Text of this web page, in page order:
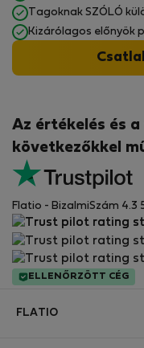
Az értékelés és a
következőkkel
Flatio - BizalmiSzám 4.3
ELLENŐRZÖTT CÉG
Tagoknak SZÓLÓ
Kizárólagos előnyök
FLATIO